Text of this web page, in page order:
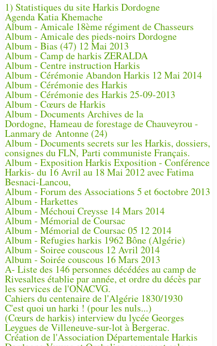
1) Statistiques du site Harkis Dordogne
Agenda Katia Khemache
Album - Amicale 18ème régiment de Chasseurs
Album - Amicale des pieds-noirs Dordogne
Album - Bias (47) 12 Mai 2013
Album - Camp de harkis ZERALDA
Album - Centre instruction Harkis
Album - Cérémonie Abandon Harkis 12 Mai 2014
Album - Cérémonie des Harkis
Album - Cérémonie des Harkis 25-09-2013
Album - Cœurs de Harkis
Album - Documents Archives de la
Dordogne, Hameau de forestage de Chauveyrou -
Lanmary de Antonne (24)
Album - Documents secrets sur les Harkis, dossiers,
consignes du FLN, Parti communiste Français.
Album - Exposition Harkis Exposition - Conférence
Harkis- du 16 Avril au 18 Mai 2012 avec Fatima
Besnaci-Lancou,
Album - Forum des Associations 5 et 6octobre 2013
Album - Harkettes
Album - Méchoui Creysse 14 Mars 2014
Album - Mémorial de Coursac
Album - Mémorial de Coursac 05 12 2014
Album - Refugies harkis 1962 Bône (Algérie)
Album - Soiree couscous 12 Avril 2014
Album - Soirée couscous 16 Mars 2013
A- Liste des 146 personnes décédées au camp de
Rivesaltes établie par année, et ordre du décès par
les services de l'ONACVG.
Cahiers du centenaire de l'Algérie 1830/1930
C'est quoi un harki ! (pour les nuls...)
(Cœurs de harkis) interview du lycée Georges
Leygues de Villeneuve-sur-lot à Bergerac.
Création de l'Association Départementale Harkis